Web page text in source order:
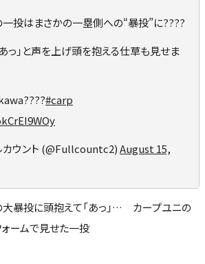
一投はまさかの一塁側への“暴投”に????
っ」と声を上げ頭を抱える仕草も見せま
#carp
ウント (@Fullcountc2)August 15,
大暴投に頭抱えて「あっ」… カープユニの
ームで見せた一投